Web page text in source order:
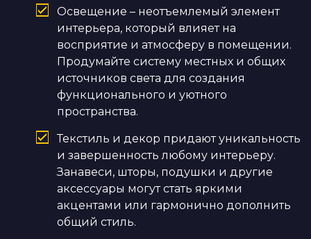
Освещение – неотъемлемый элемент
интерьера, который влияет на
восприятие и атмосферу в помещении.
Продумайте систему местных и общих
источников света для создания
функционального и уютного
пространства.
Текстиль и декор придают уникальность
и завершенность любому интерьеру.
Занавеси, шторы, подушки и другие
аксессуары могут стать яркими
акцентами или гармонично дополнить
общий стиль.